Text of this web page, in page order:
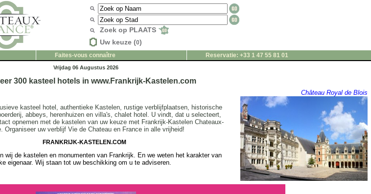
Zoek op PLAATS
Uw keuze (0)
Faites-vous connaître
Reservatie: +33 1 47 55 81 01
Vrijdag 06 Augustus 2026
300 kasteel hotels in www.Frankrijk-Kastelen.com
kasteel hotel, authentieke Kastelen, rustige verblijfplaatsen, historische
abbeys, herenhuizen en villa's, chalet hotel. U vindt, dat u selecteert,
opnemen met de kastelen van uw keuze met Frankrijk-Kastelen Chateaux-
Organiseer uw verblijf Vie de Chateau en France in alle vrijheid!
FRANKRIJK-KASTELEN.COM
wij de kastelen en monumenten van Frankrijk. En we weten het karakter van
eigenaar. Wij staan tot uw beschikking om u te adviseren.
Château Royal de Blois